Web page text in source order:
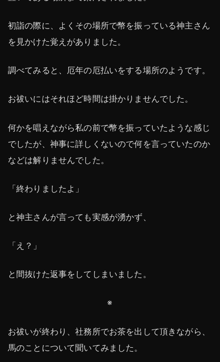
初詣の際に、よくその場所で幣を振っている神主さん
を見かけた覚えがありました。
調べてみると、厄年の厄払いをする場所のようです。
お祓いにはそれほど時間は掛かりませんでした。
何かを唱えながら私の前で幣を振っていたような感じ
でしたが、神事に詳しくないので何を言っていたのか
などは解りませんでした。
「終わりましたよ」
と神主さんが言っても実感が湧かず、
「え？」
と間抜けた返事をしてしまいました。
※
お祓いが終わり、社務所でお茶を出して頂きながら、
馬のことについて聞いてみました。